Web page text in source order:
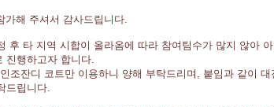
가해 주셔서 감사드립니다.
후 타 지역 시합이 올라옴에 따라 참여팀수가 많지 않아
진행하고자 합니다.
조잔디 코트만 이용하니 양해 부탁드리며, 붙임과 같이 대
드립니다.